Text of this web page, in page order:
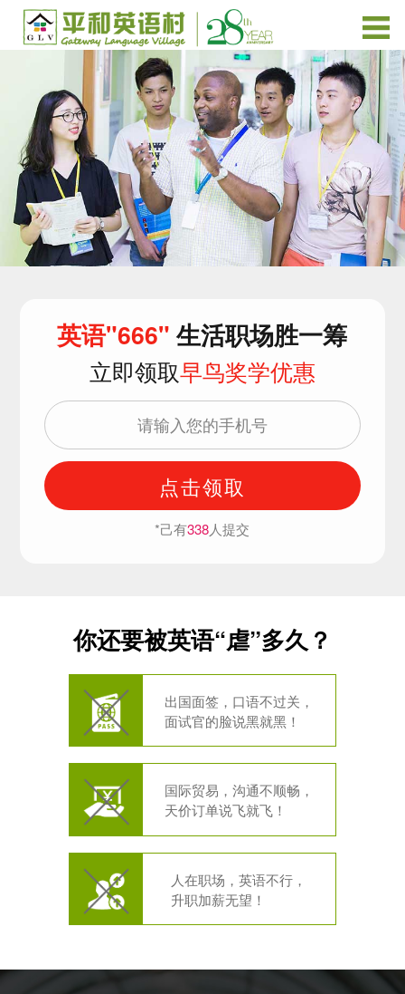
英语"666"生活职场胜一筹
立即领取早鸟奖学优惠
点击领取
*己有338人提交
你还要被英语“虐”多久？
出国面签，口语不过关，
面试官的脸说黑就黑！
国际贸易，沟通不顺畅，
天价订单说飞就飞！
人在职场，英语不行，
升职加薪无望！